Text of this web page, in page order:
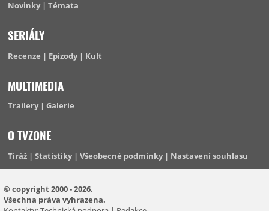
Novinky Témata
SERIÁLY
Recenze Epizody Kult
MULTIMEDIA
Trailery Galerie
O TVZONE
Tiráž Statistiky Všeobecné podmínky Nastavení souhlasu
© copyright 2000 - 2026.
Všechna práva vyhrazena.